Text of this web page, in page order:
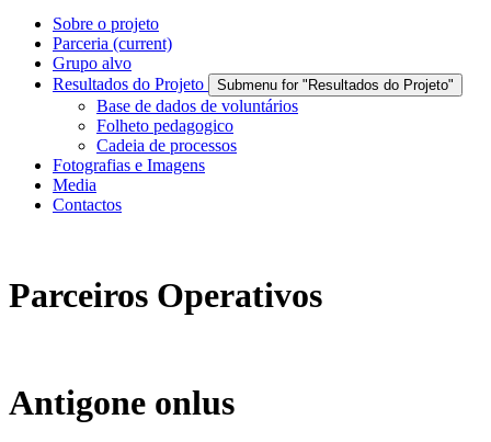
Sobre o projeto
Parceria (current)
Grupo alvo
Resultados do Projeto
Submenu for "Resultados do Projeto"
Base de dados de voluntários
Folheto pedagogico
Cadeia de processos
Fotografias e Imagens
Media
Contactos
Parceiros Operativos
Antigone onlus